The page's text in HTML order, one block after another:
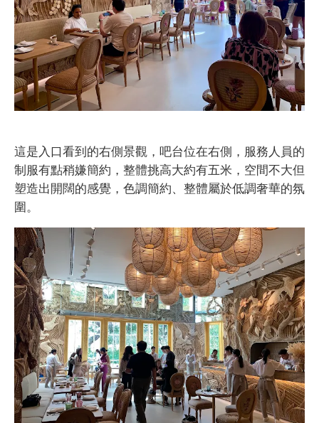
這是入口看到的右側景觀，吧台位在右側，服務人員的
制服有點稍嫌簡約，整體挑高大約有五米，空間不大但
塑造出開闊的感覺，色調簡約、整體屬於低調奢華的氛
圍。